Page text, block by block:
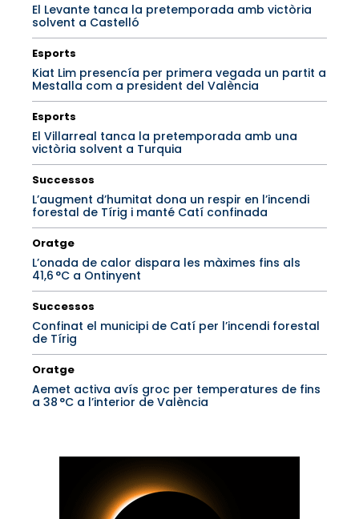
El Levante tanca la pretemporada amb victòria
solvent a Castelló
Esports
Kiat Lim presencía per primera vegada un partit a
Mestalla com a president del València
Esports
El Villarreal tanca la pretemporada amb una
victòria solvent a Turquia
Successos
L’augment d’humitat dona un respir en l’incendi
forestal de Tírig i manté Catí confinada
Oratge
L’onada de calor dispara les màximes fins als
41,6 °C a Ontinyent
Successos
Confinat el municipi de Catí per l’incendi forestal
de Tírig
Oratge
Aemet activa avís groc per temperatures de fins
a 38 °C a l’interior de València